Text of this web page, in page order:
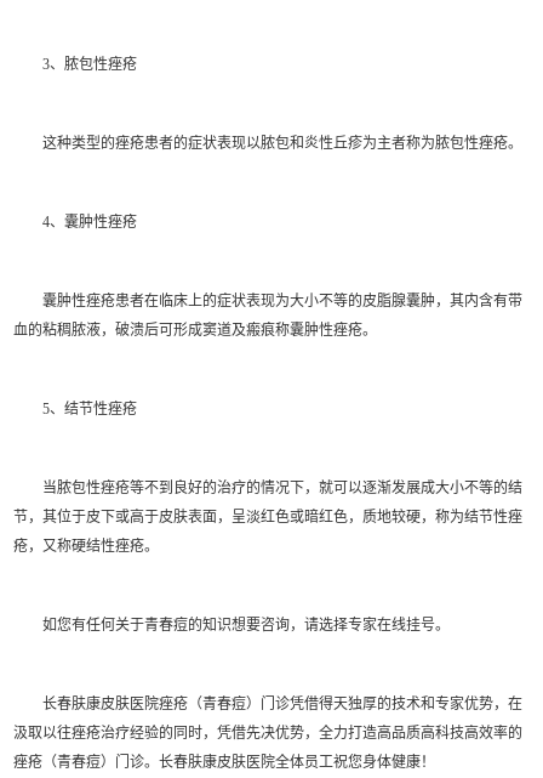
3、脓包性痤疮
这种类型的痤疮患者的症状表现以脓包和炎性丘疹为主者称为脓包性痤疮。
4、囊肿性痤疮
囊肿性痤疮患者在临床上的症状表现为大小不等的皮脂腺囊肿，其内含有带
血的粘稠脓液，破溃后可形成窦道及瘢痕称囊肿性痤疮。
5、结节性痤疮
当脓包性痤疮等不到良好的治疗的情况下，就可以逐渐发展成大小不等的结
节，其位于皮下或高于皮肤表面，呈淡红色或暗红色，质地较硬，称为结节性痤
疮，又称硬结性痤疮。
如您有任何关于青春痘的知识想要咨询，请选择专家在线挂号。
长春肤康皮肤医院痤疮（青春痘）门诊凭借得天独厚的技术和专家优势，在
汲取以往痤疮治疗经验的同时，凭借先决优势，全力打造高品质高科技高效率的
痤疮（青春痘）门诊。长春肤康皮肤医院全体员工祝您身体健康！